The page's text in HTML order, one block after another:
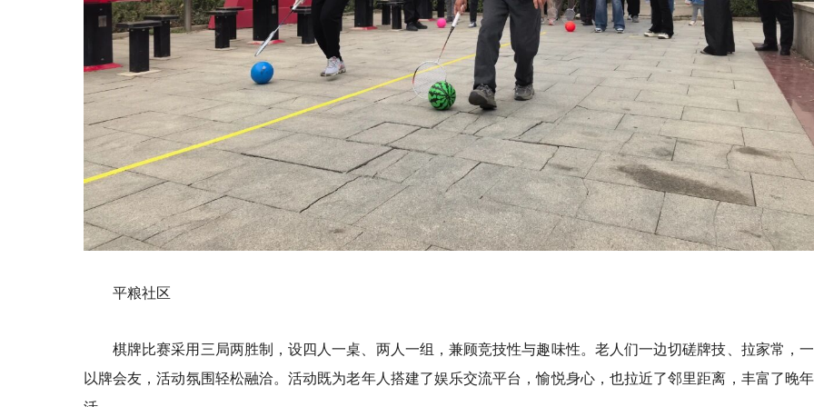
平粮社区
棋牌比赛采用三局两胜制， 设四人一桌、两人一组，兼顾竞技性与趣味性。老人们一边切磋牌技、拉家常，
以牌会友，活动氛围轻松融洽。活动既为老年人搭建了娱乐交流平台，愉悦身心，也拉近了邻里距离，丰富了晚